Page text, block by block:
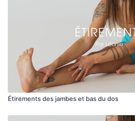
Étirements des jambes et bas du dos